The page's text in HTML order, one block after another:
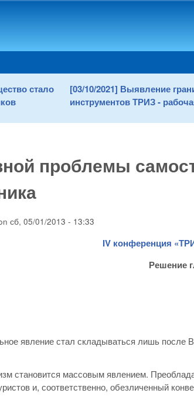
стало
[03/10/2021] Выявление
инструментов ТРИЗ -
проблемы
сб, 05/01/2013 - 13:33
IV конференция
Решение
явление стал складываться лишь после
становится массовым явлением.
и, соответственно, обезличенный